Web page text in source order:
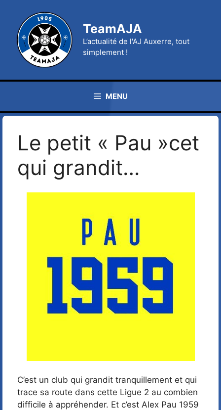
contenu
TeamAJA
L’actualité de l'AJ Auxerre, tout
simplement !
MENU
Le petit « Pau »cet
qui grandit…
C’est un club qui grandit tranquillement et qui
trace sa route dans cette Ligue 2 au combien
difficile à appréhender. Et c’est Alex Pau 1959